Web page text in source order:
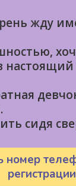
жду
сидя
номер